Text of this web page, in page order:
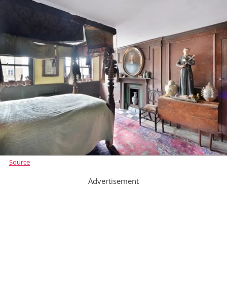
Source
Advertisement